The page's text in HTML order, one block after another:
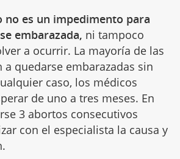
no es un impedimento para
embarazada, ni tampoco
a ocurrir. La mayoría de las
a quedarse embarazadas sin
caso, los médicos
de uno a tres meses. En
3 abortos consecutivos
con el especialista la causa y